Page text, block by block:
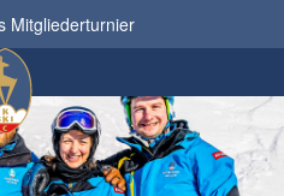
Mitgliederturnier